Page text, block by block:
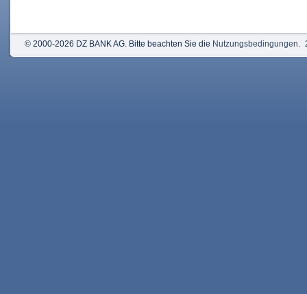
© 2000-2026 DZ BANK AG. Bitte beachten Sie die Nutzungsbedingungen.